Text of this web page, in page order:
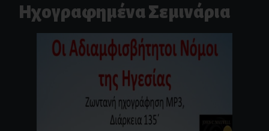
Ηχογραφημένα Σεμινάρια